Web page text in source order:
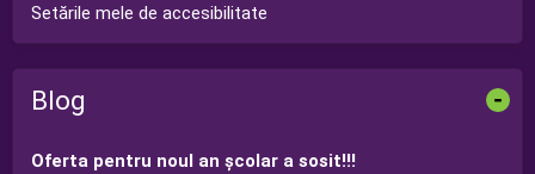
Setările mele de accesibilitate
Blog -
Oferta pentru noul an şcolar a sosit!!!